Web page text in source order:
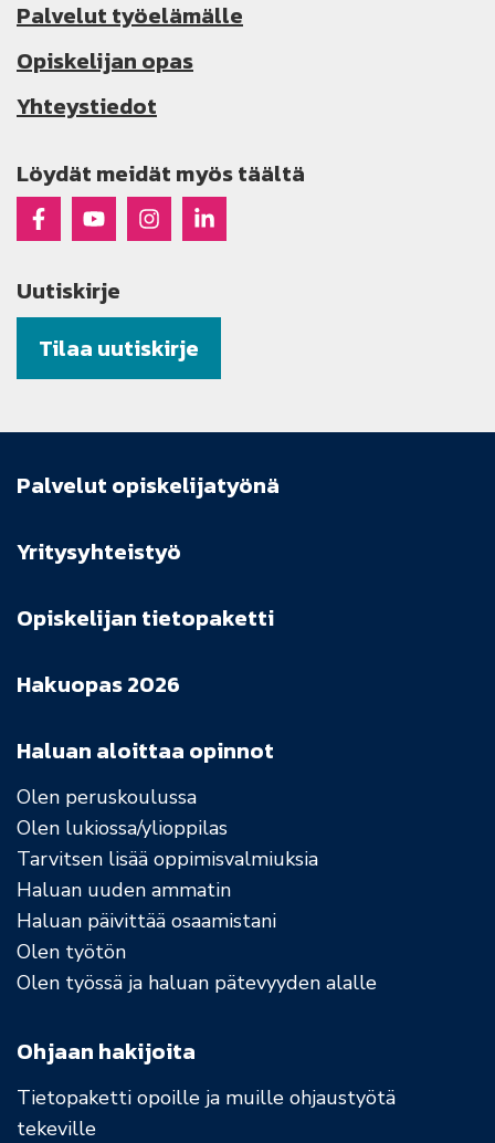
Palvelut työelämälle
Opiskelijan opas
Yhteystiedot
Löydät meidät myös täältä
Raseko Facebookissa
Raseko Youtubessa
Raseko Instagramissa
Raseko Linkedinissä
Uutiskirje
Tilaa uutiskirje
Haluan aloittaa opinnot
Olen peruskoulussa
Olen lukiossa/ylioppilas
Tarvitsen lisää oppimisvalmiuksia
Haluan uuden ammatin
Haluan päivittää osaamistani
Olen työtön
Olen työssä ja haluan pätevyyden alalle
Ohjaan hakijoita
Tietopaketti opoille ja muille ohjaustyötä
tekeville
Palvelut opiskelijatyönä
Yritysyhteistyö
Opiskelijan tietopaketti
Hakuopas 2026